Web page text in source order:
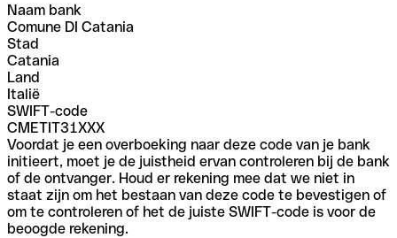
Naam bank
Comune DI Catania
Stad
Catania
Land
Italië
SWIFT-code
CMETIT31XXX
Voordat je een overboeking naar deze code van je bank
initieert, moet je de juistheid ervan controleren bij de bank
of de ontvanger. Houd er rekening mee dat we niet in
staat zijn om het bestaan van deze code te bevestigen of
om te controleren of het de juiste SWIFT-code is voor de
beoogde rekening.